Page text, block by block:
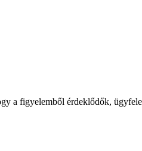
a figyelemből érdeklődők,